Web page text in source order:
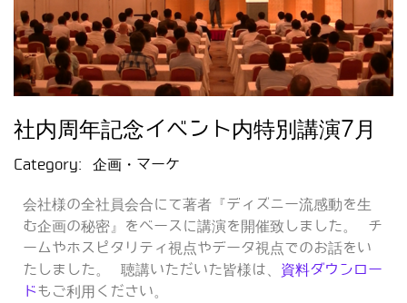
社内周年記念イベント内特別講演7月
Category: 企画・マーケ
会社様の全社員会合にて著者『ディズニー流感動を生
む企画の秘密』をベースに講演を開催致しました。 チ
ームやホスピタリティ視点やデータ視点でのお話をい
たしました。 聴講いただいた皆様は、 資料ダウンロー
ドもご利用ください。